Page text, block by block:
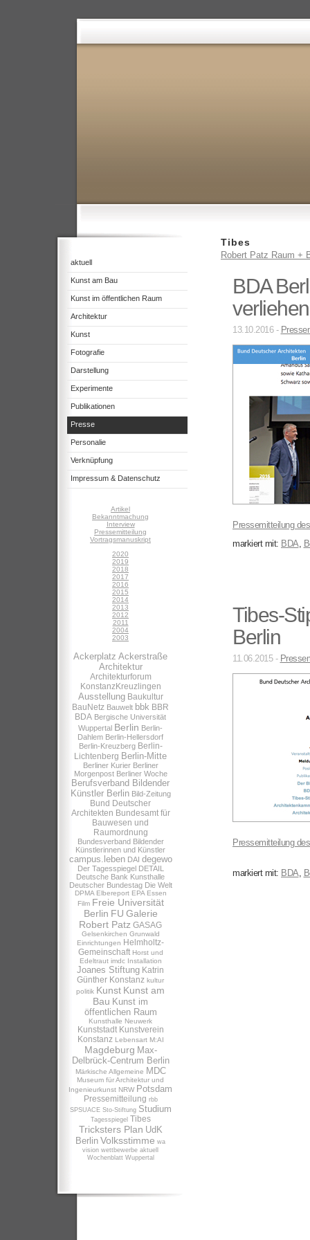
aktuell
Kunst am Bau
Kunst im öffentlichen Raum
Architektur
Kunst
Fotografie
Darstellung
Experimente
Publikationen
Presse
Personalie
Verknüpfung
Impressum & Datenschutz
Artikel
Bekanntmachung
Interview
Pressemitteilung
Vortragsmanuskript
2020
2019
2018
2017
2016
2015
2014
2013
2012
2011
2004
2003
Ackerplatz Ackerstraße
Architektur
Architekturforum
KonstanzKreuzlingen
Ausstellung Baukultur
BauNetz Bauwelt bbk BBR
BDA Bergische Universität
Wuppertal Berlin Berlin-
Dahlem Berlin-Hellersdorf
Berlin-Kreuzberg Berlin-
Lichtenberg Berlin-Mitte
Berliner Kurier Berliner
Morgenpost Berliner Woche
Berufsverband Bildender
Künstler Berlin Bild-Zeitung
Bund Deutscher
Architekten Bundesamt für
Bauwesen und
Raumordnung
Bundesverband Bildender
Künstlerinnen und Künstler
campus.leben DAI degewo
Der Tagesspiegel DETAIL
Deutsche Bank Kunsthalle
Deutscher Bundestag Die Welt
DPMA Elbereport EPA Essen
Film Freie Universität
Berlin FU Galerie
Robert Patz GASAG
Gelsenkirchen Grunwald
Einrichtungen Helmholtz-
Gemeinschaft Horst und
Edeltraut imdc Installation
Joanes Stiftung Katrin
Günther Konstanz kultur
politik Kunst Kunst am
Bau Kunst im
öffentlichen Raum
Kunsthalle Neuwerk
Kunststadt Kunstverein
Konstanz Lebensart M:AI
Magdeburg Max-
Delbrück-Centrum Berlin
Märkische Allgemeine MDC
Museum für Architektur und
Ingenieurkunst NRW Potsdam
Pressemitteilung rbb
SPSUACE Sto-Stiftung Studium
Tagesspiegel Tibes
Tricksters Plan UdK
Berlin Volksstimme wa
vision wettbewerbe aktuell
Wochenblatt Wuppertal
Tibes
Robert Patz Raum +
BDA
verliehen
13.10.2016 -
Pressemitteilung
markiert mit: BDA,
Tibes-
Berlin
11.06.2015 -
Pressemitteilung
markiert mit: BDA,